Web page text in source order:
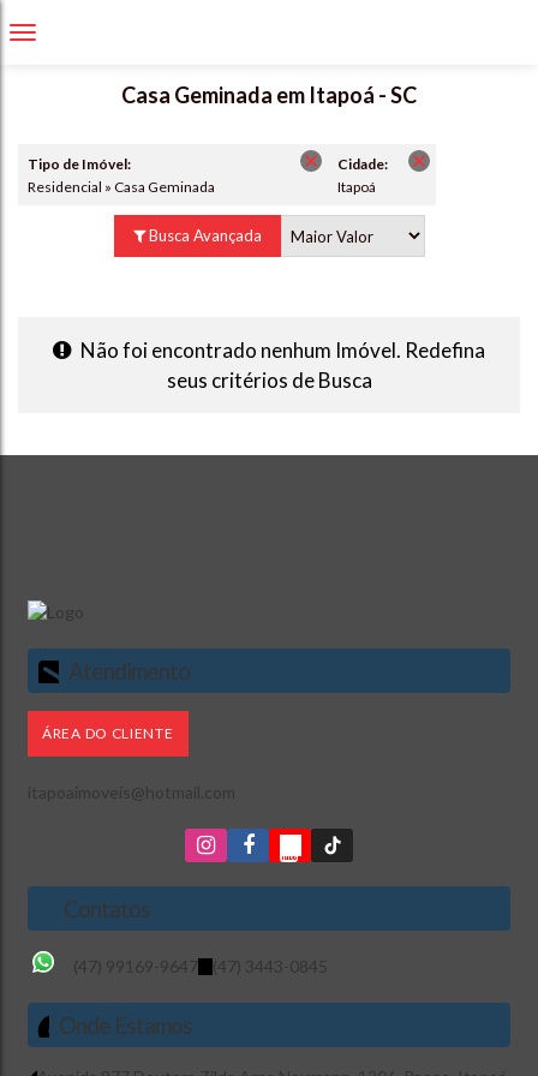
Casa Geminada em Itapoá - SC
Tipo de Imóvel:
Residencial » Casa Geminada
Cidade:
Itapoá
Busca Avançada
Não foi encontrado nenhum Imóvel. Redefina
seus critérios de Busca
Atendimento
ÁREA DO CLIENTE
itapoaimoveis@hotmail.com
Contatos
(47) 99169-9647 (47) 3443-0845
Onde Estamos